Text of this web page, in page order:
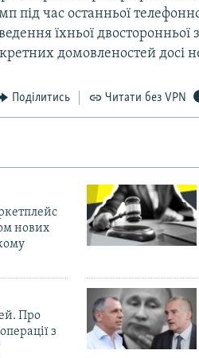
під час останньої
їхньої двосторонньої
домовленостей досі
Поділитись Читати без VPN
нових
Про
з